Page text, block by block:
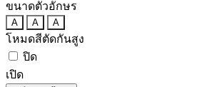
ขนาดตัวอักษร
A A A
โหมดสีตัดกันสูง
ปิด
เปิด